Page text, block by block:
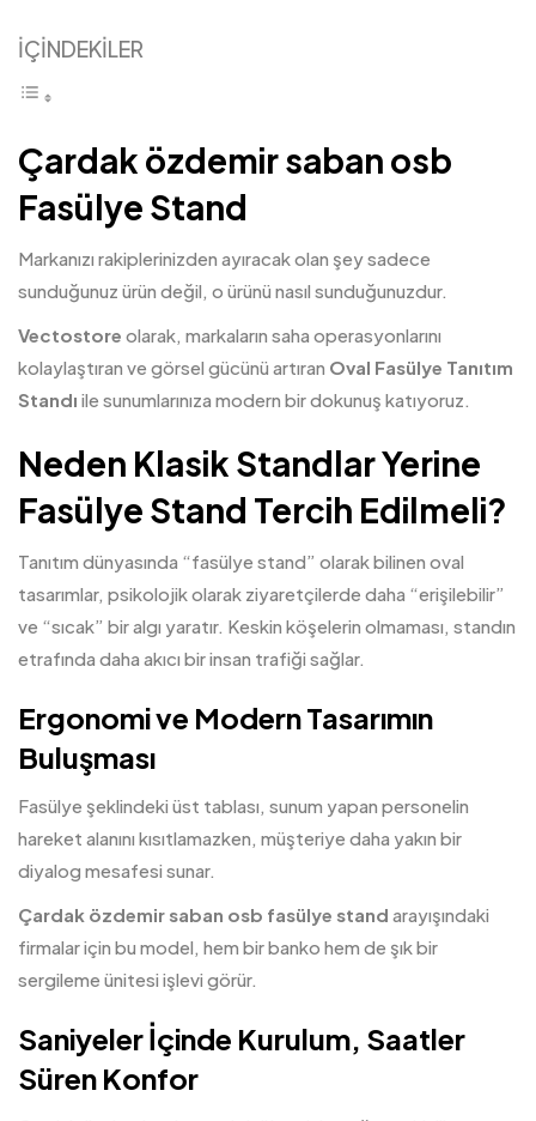
İÇİNDEKİLER
Çardak özdemir saban osb
Fasülye Stand
Markanızı rakiplerinizden ayıracak olan şey sadece
sunduğunuz ürün değil, o ürünü nasıl sunduğunuzdur.
Vectostore olarak, markaların saha operasyonlarını
kolaylaştıran ve görsel gücünü artıran Oval Fasülye Tanıtım
Standı ile sunumlarınıza modern bir dokunuş katıyoruz.
Neden Klasik Standlar Yerine
Fasülye Stand Tercih Edilmeli?
Tanıtım dünyasında “fasülye stand” olarak bilinen oval
tasarımlar, psikolojik olarak ziyaretçilerde daha “erişilebilir”
ve “sıcak” bir algı yaratır. Keskin köşelerin olmaması, standın
etrafında daha akıcı bir insan trafiği sağlar.
Ergonomi ve Modern Tasarımın
Buluşması
Fasülye şeklindeki üst tablası, sunum yapan personelin
hareket alanını kısıtlamazken, müşteriye daha yakın bir
diyalog mesafesi sunar.
Çardak özdemir saban osb fasülye stand arayışındaki
firmalar için bu model, hem bir banko hem de şık bir
sergileme ünitesi işlevi görür.
Saniyeler İçinde Kurulum, Saatler
Süren Konfor